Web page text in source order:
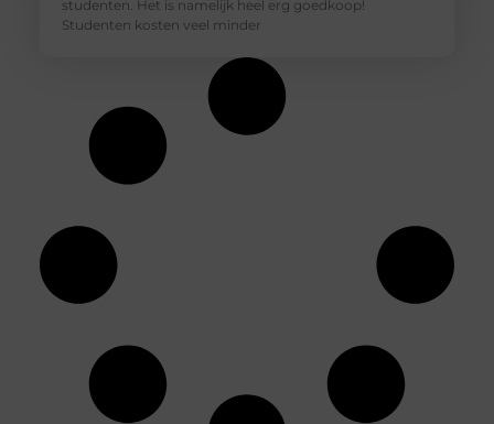
studenten. Het is namelijk heel erg goedkoop!
Studenten kosten veel minder